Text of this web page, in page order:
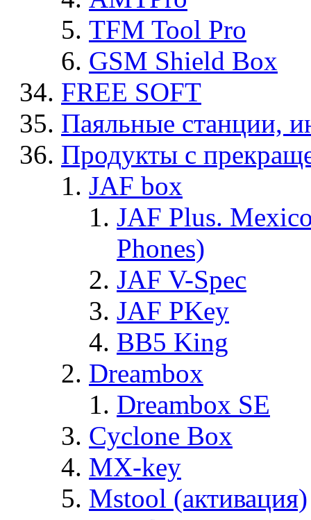
TFM Tool Pro
GSM Shield Box
FREE SOFT
Паяльные станции,
Продукты с
JAF box
JAF Plus.
Phones)
JAF V-Spec
JAF PKey
BB5 King
Dreambox
Dreambox SE
Cyclone Box
MX-key
Mstool (активация)